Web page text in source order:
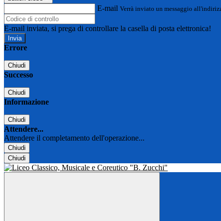
E-mail Verrà inviato un messaggio
E-mail inviata, si prega di controllare la casella di posta elettronica!
Errore
Chiudi
Successo
Chiudi
Informazione
Chiudi
Attendere...
Attendere il completamento dell'operazione...
Chiudi
Chiudi